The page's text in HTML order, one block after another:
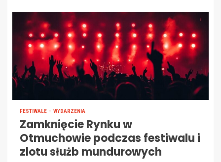
FESTIWALE WYDARZENIA
Zamknięcie Rynku w
Otmuchowie podczas festiwalu i
zlotu służb mundurowych